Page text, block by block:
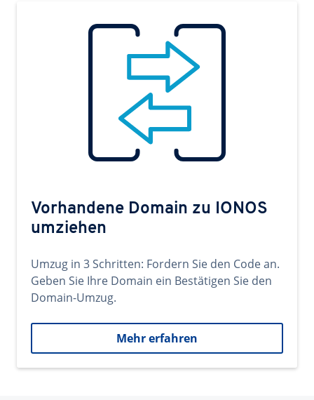
Vorhandene Domain zu IONOS
umziehen
Umzug in 3 Schritten: Fordern Sie den Code an.
Geben Sie Ihre Domain ein Bestätigen Sie den
Domain-Umzug.
Mehr erfahren